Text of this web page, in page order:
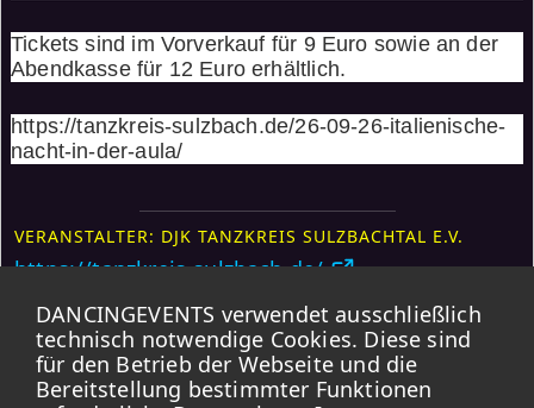
Tickets sind im Vorverkauf für 9 Euro sowie an der
Abendkasse für 12 Euro erhältlich.
https://tanzkreis-sulzbach.de/26-09-26-italienische-
nacht-in-der-aula/
VERANSTALTER: DJK TANZKREIS SULZBACHTAL E.V.
https://tanzkreis-sulzbach.de/
Weitere Events
Karte
DANCINGEVENTS verwendet ausschließlich
technisch notwendige Cookies. Diese sind
für den Betrieb der Webseite und die
Bereitstellung bestimmter Funktionen